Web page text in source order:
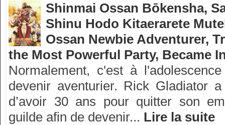
Shinmai Ossan Bōkensha,
Shinu Hodo Kitaerarete
Ossan Newbie Adventurer,
the Most Powerful Party, Became
Normalement, c'est à
devenir aventurier. Rick Gladiator
d’avoir 30 ans pour quitter son
guilde afin de devenir... Lire la suite